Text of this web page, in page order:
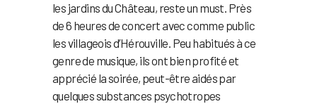
les jardins du Château, reste un must. Près
de 6 heures de concert avec comme public
les villageois d’Hérouville. Peu habitués à ce
genre de musique, ils ont bien profité et
apprécié la soirée, peut-être aidés par
quelques substances psychotropes